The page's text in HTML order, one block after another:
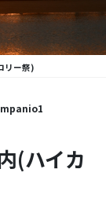
リー祭)
(ハイカ